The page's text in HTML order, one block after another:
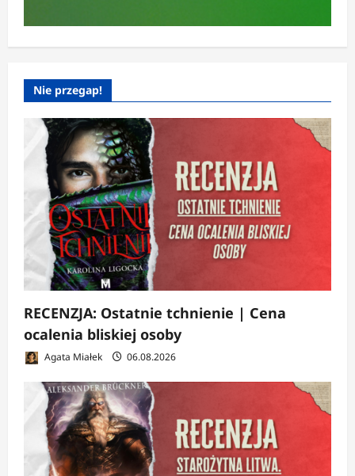
Nie przegap!
RECENZJA: Ostatnie tchnienie | Cena
ocalenia bliskiej osoby
Agata Miałek 06.08.2026